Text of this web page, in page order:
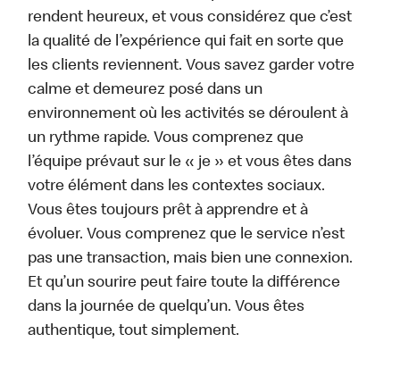
rendent heureux, et vous considérez que c’est
la qualité de l’expérience qui fait en sorte que
les clients reviennent. Vous savez garder votre
calme et demeurez posé dans un
environnement où les activités se déroulent à
un rythme rapide. Vous comprenez que
l’équipe prévaut sur le « je » et vous êtes dans
votre élément dans les contextes sociaux.
Vous êtes toujours prêt à apprendre et à
évoluer. Vous comprenez que le service n’est
pas une transaction, mais bien une connexion.
Et qu’un sourire peut faire toute la différence
dans la journée de quelqu’un. Vous êtes
authentique, tout simplement.